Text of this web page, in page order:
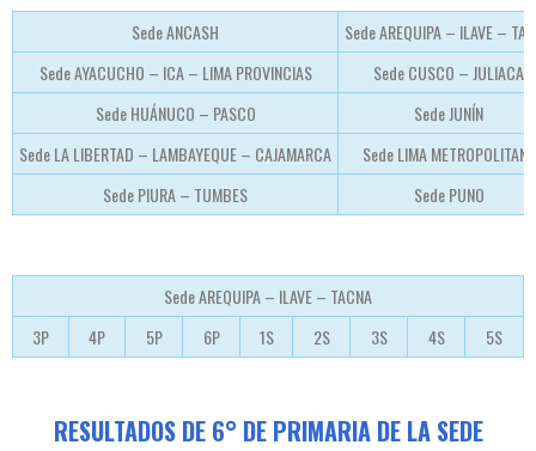
Sede ANCASH
Sede AREQUIPA – ILAVE –
Sede AYACUCHO – ICA – LIMA PROVINCIAS
Sede CUSCO – JULIACA
Sede HUÁNUCO – PASCO
Sede JUNÍN
Sede LA LIBERTAD – LAMBAYEQUE – CAJAMARCA
Sede LIMA METROPOLITANA
Sede PIURA – TUMBES
Sede PUNO
Sede AREQUIPA – ILAVE – TACNA
3P
4P 5P 6P 1S 2S 3S 4S 5S
RESULTADOS DE 6° DE PRIMARIA DE LA SEDE